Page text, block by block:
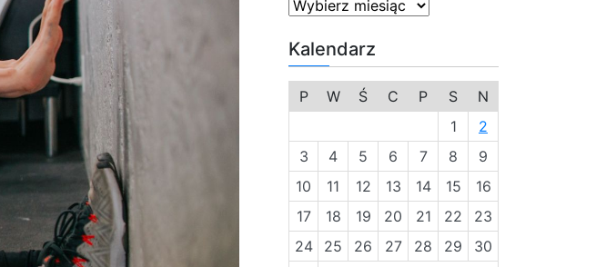
Kalendarz
P W Ś C P S
N
1
2
3
4 5 6 7 8
9
10
11 12 13 14 15
16
17
18 19 20 21 22
23
24
25 26 27 28 29
30